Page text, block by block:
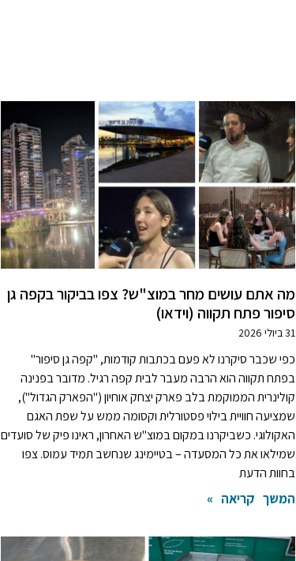
מה אתם עושים מחר במוצ"ש? צפו בביקור בקפה גן
סיפור פתח תקווה (וידאו)
31 ביולי 2026
כפי שכבר סיקרנו לא פעם בכתבות קודמות, "קפה גן סיפור"
בפתח תקווה הוא הרבה מעבר לבית קפה רגיל. מדובר בפנינה
קולינרית הממוקמת בלב פארק יצחק אוחיון ("הפארק הגדול"),
שמציעה חוויית בילוי פסטורלית וקסומה ממש על שפת האגם
האקולוגי. כשביקרנו במקום במוצ"ש האחרון, ראינו פיק של סועדים
שמילאו את כל המסעדה – בטיימינג שנחשב תמיד עמוס. צפו
בחוות הדעת
המשך קריאה »